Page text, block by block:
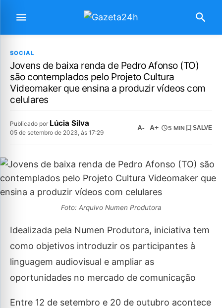
SOCIAL
Jovens de baixa renda de Pedro Afonso (TO)
são contemplados pelo Projeto Cultura
Videomaker que ensina a produzir vídeos com
celulares
Publicado por Lúcia Silva
05 de setembro de 2023, às 17:29
A- A+ 5 MIN SALVE
Foto: Arquivo Numen Produtora
Idealizada pela Numen Produtora, iniciativa tem
como objetivos introduzir os participantes à
linguagem audiovisual e ampliar as
oportunidades no mercado de comunicação
Entre 12 de setembro e 20 de outubro acontece